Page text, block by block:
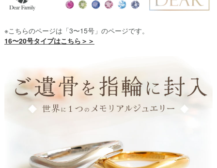
※こちらのページは「3〜15号」のページです。
16〜20号タイプはこちら＞＞